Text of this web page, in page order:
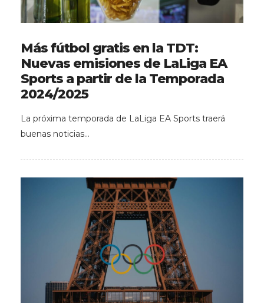
Más fútbol gratis en la TDT:
Nuevas emisiones de LaLiga EA
Sports a partir de la Temporada
2024/2025
La próxima temporada de LaLiga EA Sports traerá
buenas noticias…